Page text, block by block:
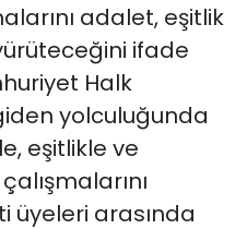
adalet, eşitlik
ifade
Halk
yolculuğunda
eşitlikle ve
üyeleri arasında